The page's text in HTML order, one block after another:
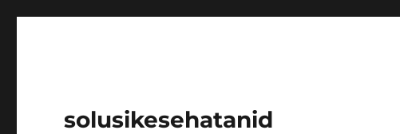
solusikesehatanid